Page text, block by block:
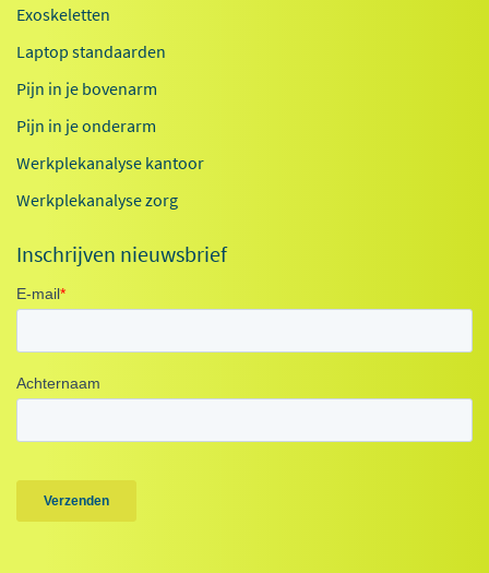
Exoskeletten
Laptop standaarden
Pijn in je bovenarm
Pijn in je onderarm
Werkplekanalyse kantoor
Werkplekanalyse zorg
Inschrijven nieuwsbrief